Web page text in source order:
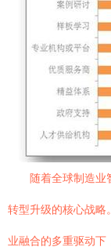
随着全球制造业
转型升级的核心战略
业融合的多重驱动下